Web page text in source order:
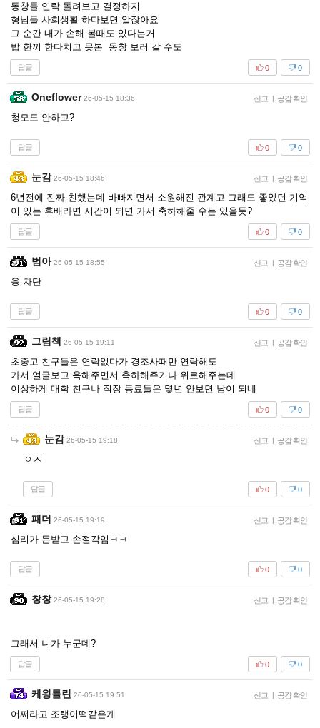
동창들 연락 돌려보고 결정하지
형님들 사회생활 하다보면 알잖아요
그 순간 내가 손해 볼때도 있다는거
밥 한끼 한다치고 못본 동창 보러 갈 수도
답글 0
0
Oneflower 26-05-15 18:36 신고 | 공감 확인
청모도 안하고?
답글 0
0
눈감 26-05-15 18:46 신고 | 공감 확인
6년전에 진짜 친했는데 바빠지면서 소원해진 관계고 그래도 좋았던 기억
이 있는 후배라면 시간이 되면 가서 축하해줄 수는 있을듯?
답글 0
0
범아 26-05-15 18:55 신고 | 공감 확인
응 차단
답글 0
0
그림책 26-05-15 19:11 신고 | 공감 확인
초중고 친구들은 연락없다가 경조사때만 연락해도
가서 얼굴보고 욕해주면서 축하해주거나 위로해주는데
이상하게 대학 친구나 직장 동료들은 몇년 안보면 남이 되네
답글 0
0
눈감 26-05-15 19:18 신고 | 공감 확인
ㅇㅈ
답글 0
0
패더 26-05-15 19:19 신고 | 공감 확인
심리가 돈받고 손절각임ㅋㅋ
답글 0
0
창창 26-05-15 19:28 신고 | 공감 확인